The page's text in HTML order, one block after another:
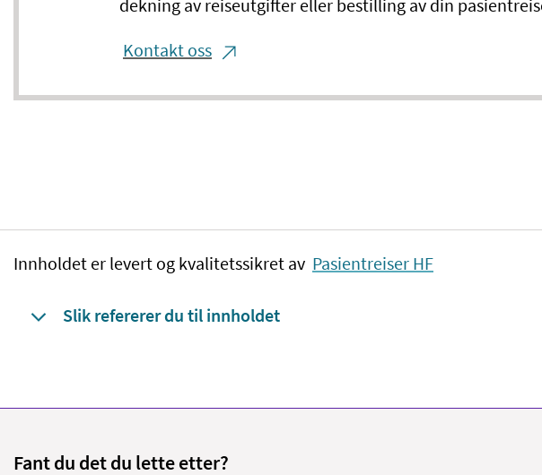
dekning av reiseutgifter eller bestilling av din
Kontakt oss
Innholdet er levert og kvalitetssikret av Pasientreiser HF
Slik refererer du til innholdet
Fant du det du lette etter?